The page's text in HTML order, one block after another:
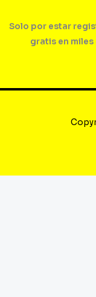
Solo por estar
gratis en